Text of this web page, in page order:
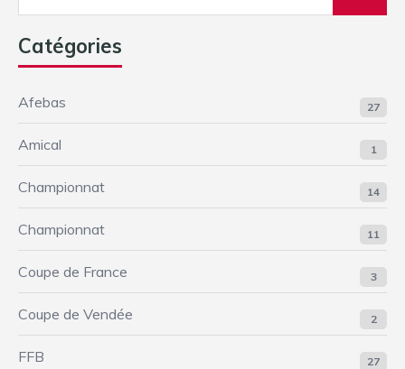
Catégories
Afebas 27
Amical 1
Championnat 14
Championnat 11
Coupe de France 3
Coupe de Vendée 2
FFB 27